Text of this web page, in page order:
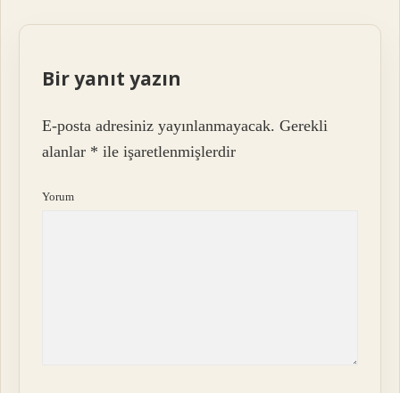
Bir yanıt yazın
E-posta adresiniz yayınlanmayacak. Gerekli
alanlar * ile işaretlenmişlerdir
Yorum